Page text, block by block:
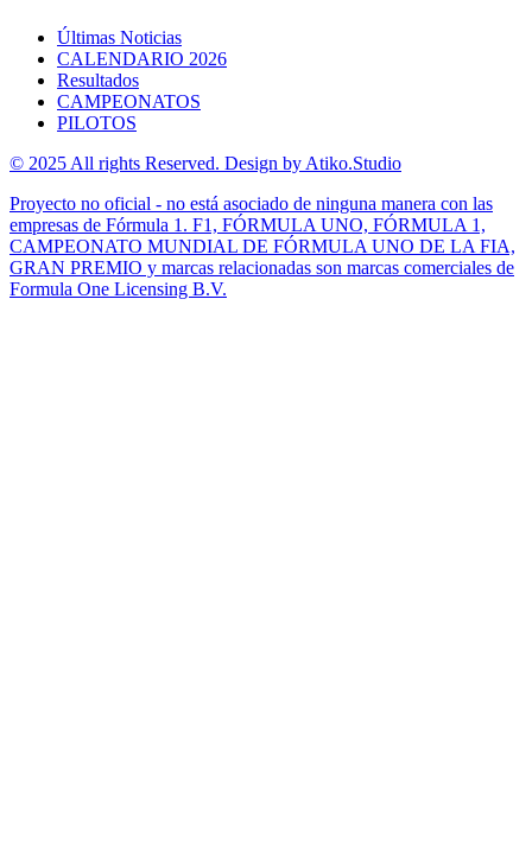
Últimas Noticias
CALENDARIO 2026
Resultados
CAMPEONATOS
PILOTOS
© 2025 All rights Reserved. Design by Atiko.Studio
Proyecto no oficial - no está asociado de ninguna manera con las
empresas de Fórmula 1. F1, FÓRMULA UNO, FÓRMULA 1,
CAMPEONATO MUNDIAL DE FÓRMULA UNO DE LA FIA,
GRAN PREMIO y marcas relacionadas son marcas comerciales de
Formula One Licensing B.V.